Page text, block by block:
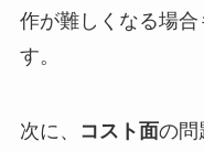
作が難しくなる場
す。
次に、 コスト面の問